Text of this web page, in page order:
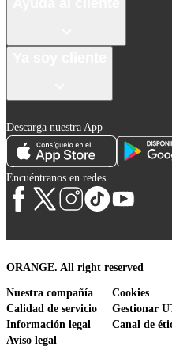
Descarga nuestra App
Encuéntranos en redes
ORANGE. All right reserved
Nuestra compañía
Calidad de servicio
Información legal
Aviso legal
Cookies
Gestionar
Canal de